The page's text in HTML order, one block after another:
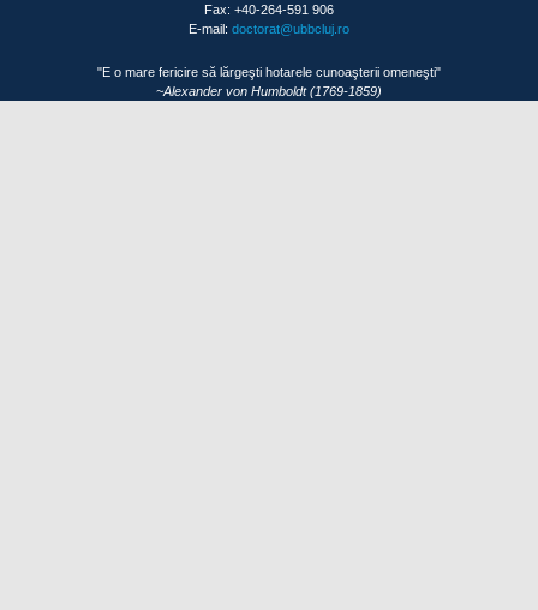
Fax: +40-264-591 906
E-mail: doctorat@ubbcluj.ro
"E o mare fericire să lărgeşti hotarele cunoaşterii omeneşti"
~Alexander von Humboldt (1769-1859)